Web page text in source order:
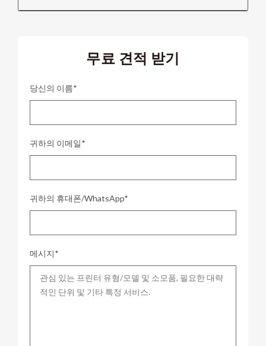
무료 견적 받기
당신의 이름*
귀하의 이메일*
귀하의 휴대폰/WhatsApp*
메시지*